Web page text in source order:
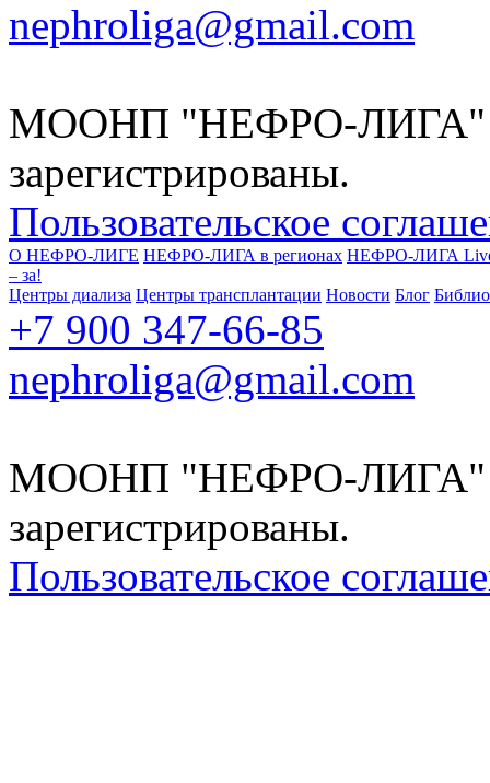
nephroliga@gmail.com
МООНП "НЕФРО-ЛИГА"
зарегистрированы.
Пользовательское
О НЕФРО-ЛИГЕ НЕФРО-ЛИГА в регионах НЕФРО-ЛИГА
‒ за!
Центры диализа Центры трансплантации Новости Блог
+7 900 347-66-85
nephroliga@gmail.com
МООНП "НЕФРО-ЛИГА"
зарегистрированы.
Пользовательское